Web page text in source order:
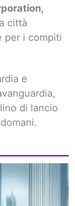
città
per i compiti
e
di lancio